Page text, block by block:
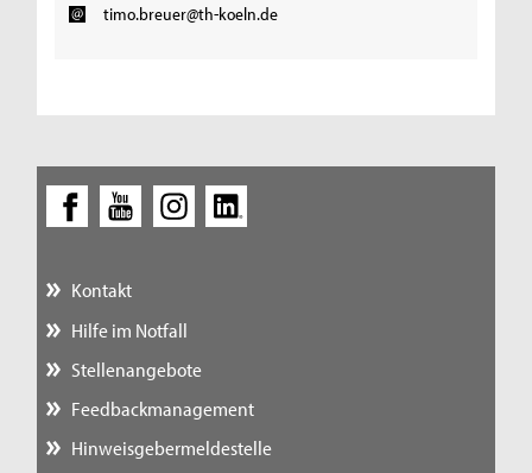
timo.breuer@th-koeln.de
Kontakt
Hilfe im Notfall
Stellenangebote
Feedbackmanagement
Hinweisgebermeldestelle